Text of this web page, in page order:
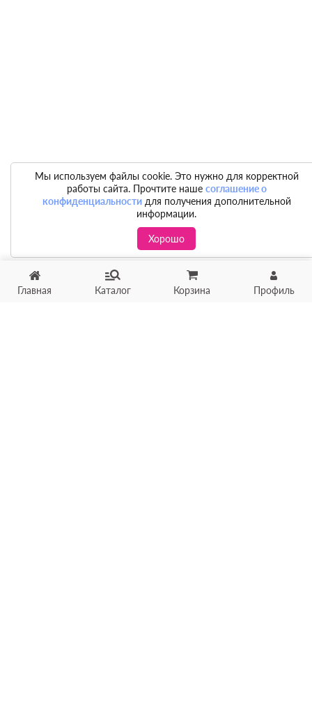
Главная Каталог Корзина Профиль
Мы используем файлы cookie. Это нужно для корректной
работы сайта. Прочтите наше соглашение о
конфиденциальностидля получения дополнительной
информации.
Хорошо